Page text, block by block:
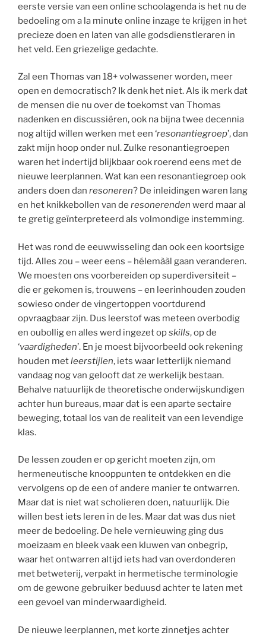
eerste versie van een online schoolagenda is het nu de
bedoeling om a la minute online inzage te krijgen in het
precieze doen en laten van alle godsdienstleraren in
het veld. Een griezelige gedachte.
Zal een Thomas van 18+ volwassener worden, meer
open en democratisch? Ik denk het niet. Als ik merk dat
de mensen die nu over de toekomst van Thomas
nadenken en discussiëren, ook na bijna twee decennia
nog altijd willen werken met een ‘resonantiegroep’, dan
zakt mijn hoop onder nul. Zulke resonantiegroepen
waren het indertijd blijkbaar ook roerend eens met de
nieuwe leerplannen. Wat kan een resonantiegroep ook
anders doen dan resoneren? De inleidingen waren lang
en het knikkebollen van de resonerenden werd maar al
te gretig geïnterpreteerd als volmondige instemming.
Het was rond de eeuwwisseling dan ook een koortsige
tijd. Alles zou – weer eens – hélemààl gaan veranderen.
We moesten ons voorbereiden op superdiversiteit –
die er gekomen is, trouwens – en leerinhouden zouden
sowieso onder de vingertoppen voortdurend
opvraagbaar zijn. Dus leerstof was meteen overbodig
en oubollig en alles werd ingezet opskills, op de
‘vaardigheden’. En je moest bijvoorbeeld ook rekening
houden metleerstijlen, iets waar letterlijk niemand
vandaag nog van gelooft dat ze werkelijk bestaan.
Behalve natuurlijk de theoretische onderwijskundigen
achter hun bureaus, maar dat is een aparte sectaire
beweging, totaal los van de realiteit van een levendige
klas.
De lessen zouden er op gericht moeten zijn, om
hermeneutische knooppunten te ontdekken en die
vervolgens op de een of andere manier te ontwarren.
Maar dat is niet wat scholieren doen, natuurlijk. Die
willen best iets leren in de les. Maar dat was dus niet
meer de bedoeling. De hele vernieuwing ging dus
moeizaam en bleek vaak een kluwen van onbegrip,
waar het ontwarren altijd iets had van overdonderen
met betweterij, verpakt in hermetische terminologie
om de gewone gebruiker beduusd achter te laten met
een gevoel van minderwaardigheid.
De nieuwe leerplannen, met korte zinnetjes achter